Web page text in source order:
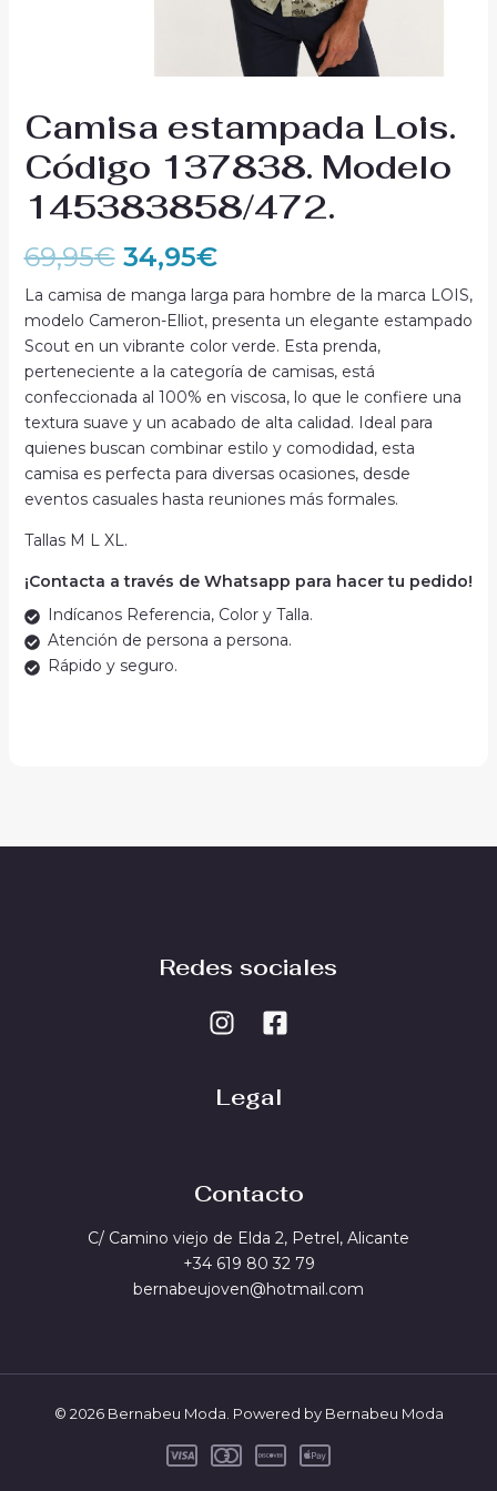
Camisa estampada Lois.
Código 137838. Modelo
145383858/472.
69,95€ 34,95€
La camisa de manga larga para hombre de la marca LOIS,
modelo Cameron-Elliot, presenta un elegante estampado
Scout en un vibrante color verde. Esta prenda,
perteneciente a la categoría de camisas, está
confeccionada al 100% en viscosa, lo que le confiere una
textura suave y un acabado de alta calidad. Ideal para
quienes buscan combinar estilo y comodidad, esta
camisa es perfecta para diversas ocasiones, desde
eventos casuales hasta reuniones más formales.
Tallas M L XL.
¡Contacta a través de Whatsapp para hacer tu pedido!
Indícanos Referencia, Color y Talla.
Atención de persona a persona.
Rápido y seguro.
Redes sociales
Legal
Contacto
C/ Camino viejo de Elda 2, Petrel, Alicante
+34 619 80 32 79
bernabeujoven@hotmail.com
© 2026 Bernabeu Moda. Powered by Bernabeu Moda